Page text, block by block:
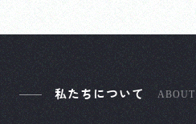
私たちについて ABOUT